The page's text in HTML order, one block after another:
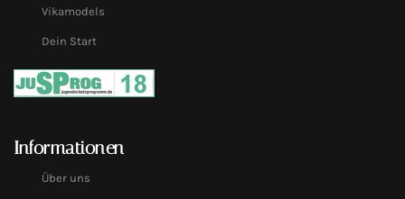
Vikamodels
Dein Start
Informationen
Über uns